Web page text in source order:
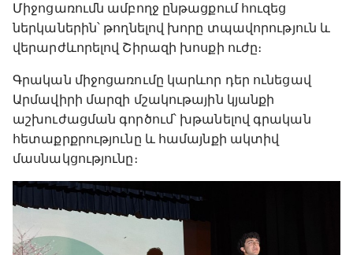
Միջոցառումն ամբողջ ընթացքում հուզեց
ներկաներին՝ թողնելով խորը տպավորություն և
վերարժևորելով Շիրազի խոսքի ուժը։
Գրական միջոցառումը կարևոր դեր ունեցավ
Արմավիրի մարզի մշակութային կյանքի
աշխուժացման գործում՝ խթանելով գրական
հետաքրքրությունը և համայնքի ակտիվ
մասնակցությունը։